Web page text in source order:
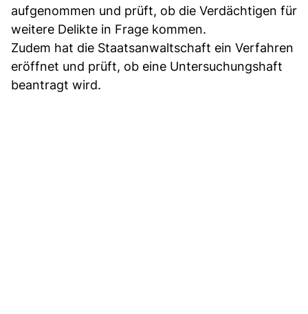
aufgenommen und prüft, ob die Verdächtigen für
weitere Delikte in Frage kommen.
Zudem hat die Staatsanwaltschaft ein Verfahren
eröffnet und prüft, ob eine Untersuchungshaft
beantragt wird.